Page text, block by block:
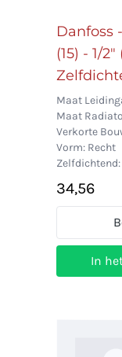
Danfoss
(15) - 1/
Maat
Maat
Verkorte
Vorm: Recht
Zelfdichtend:
34,56
In